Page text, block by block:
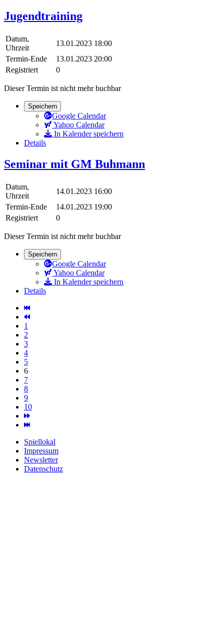
Jugendtraining
Datum,
Uhrzeit
13.01.2023 18:00
Termin-Ende
13.01.2023 20:00
Registriert
0
Dieser Termin ist nicht mehr buchbar
Speichern
Google Calendar
Yahoo Calendar
In Kalender speichern
Details
Seminar mit GM Buhmann
Datum,
Uhrzeit
14.01.2023 16:00
Termin-Ende
14.01.2023 19:00
Registriert
0
Dieser Termin ist nicht mehr buchbar
Speichern
Google Calendar
Yahoo Calendar
In Kalender speichern
Details
1
2
3
4
5
6
7
8
9
10
Spiellokal
Impressum
Newsletter
Datenschutz